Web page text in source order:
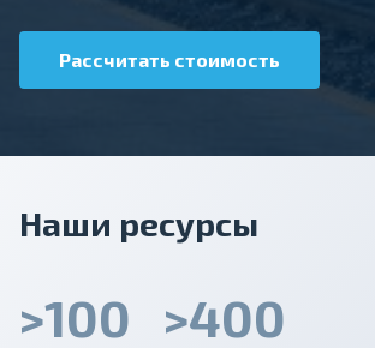
Рассчитать стоимость
Наши ресурсы
>100 >400